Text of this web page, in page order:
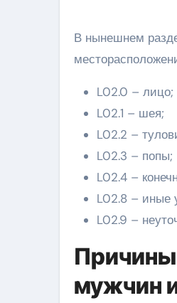
В нынешнем
L02.0 – лицо;
L02.1 – шея;
L02.2 –
L02.3 – попы;
L02.4 –
L02.8 – иные
L02.9 –
Причины
мужчин